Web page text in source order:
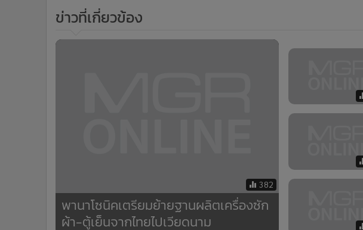
ข่าวที่เกี่ยวข้อง
382
พานาโซนิคเตรียมย้ายฐานผลิตเครื่องซัก
ผ้า-ตู้เย็นจากไทยไปเวียดนาม